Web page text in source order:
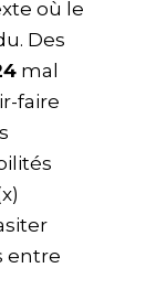
où le
Des
mal
faire
entre